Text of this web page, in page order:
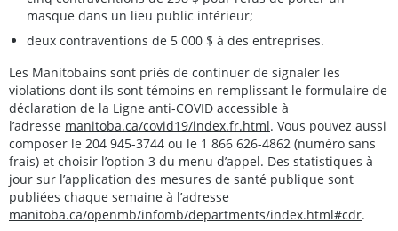
masque dans un lieu public intérieur;
deux contraventions de 5 000 $ à des entreprises.
Les Manitobains sont priés de continuer de signaler les
violations dont ils sont témoins en remplissant le formulaire de
déclaration de la Ligne anti-COVID accessible à
l’adresse manitoba.ca/covid19/index.fr.html. Vous pouvez aussi
composer le 204 945-3744 ou le 1 866 626-4862 (numéro sans
frais) et choisir l’option 3 du menu d’appel. Des statistiques à
jour sur l’application des mesures de santé publique sont
publiées chaque semaine à l’adresse
manitoba.ca/openmb/infomb/departments/index.html#cdr.